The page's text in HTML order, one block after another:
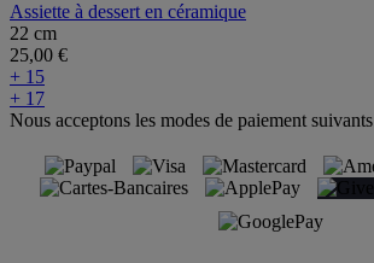
Assiette à dessert en céramique
22 cm
25,00 €
+ 15
+ 17
Nous acceptons les modes de paiement suivants